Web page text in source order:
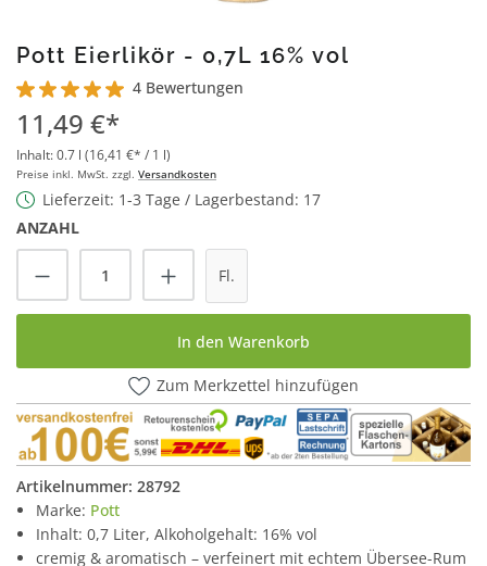
Pott Eierlikör - 0,7L 16% vol
Durchschnittliche Bewertung von 5 von 5 Sternen
4 Bewertungen
11,49 €*
Inhalt:0.7 l (16,41 €* / 1 l)
Preise inkl. MwSt. zzgl. Versandkosten
Lieferzeit: 1-3 Tage / Lagerbestand: 17
ANZAHL
Produkt Anzahl: Gib den gewünschten
Fl.
In den Warenkorb
Zum Merkzettel hinzufügen
Artikelnummer: 28792
Marke: Pott
Inhalt: 0,7 Liter, Alkoholgehalt: 16% vol
cremig & aromatisch – verfeinert mit echtem Übersee-Rum